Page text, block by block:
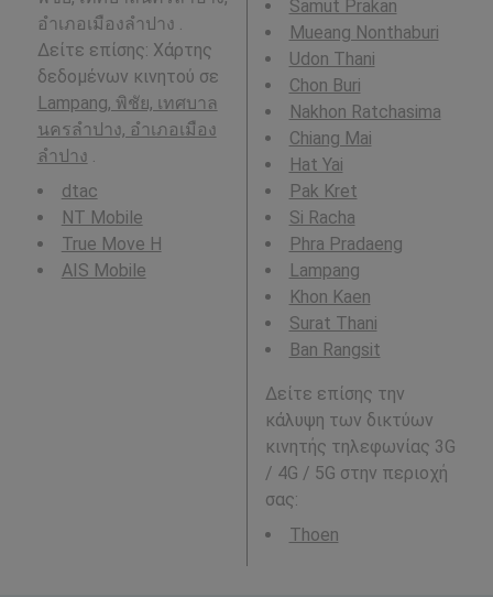
อำเภอเมืองลำปาง .
Δείτε επίσης: Χάρτης
δεδομένων κινητού σε
Lampang, พิชัย, เทศบาล
นครลำปาง, อำเภอเมือง
ลำปาง .
dtac
NT Mobile
True Move H
AIS Mobile
Samut Prakan
Mueang Nonthaburi
Udon Thani
Chon Buri
Nakhon Ratchasima
Chiang Mai
Hat Yai
Pak Kret
Si Racha
Phra Pradaeng
Lampang
Khon Kaen
Surat Thani
Ban Rangsit
Δείτε επίσης την
κάλυψη των δικτύων
κινητής τηλεφωνίας 3G
/ 4G / 5G στην περιοχή
σας:
Thoen